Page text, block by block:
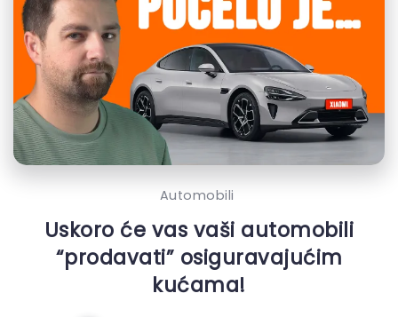
Automobili
Uskoro će vas vaši automobili
“prodavati” osiguravajućim
kućama!